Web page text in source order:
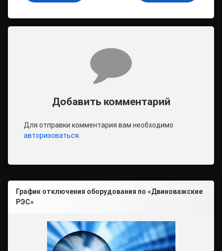
Добавить комментарий
Для отправки комментария вам необходимо
авторизоваться
График отключения оборудования по «Двиноважские
РЭС»